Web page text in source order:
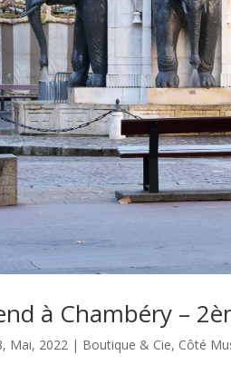
à Chambéry –
Mai, 2022 | Boutique & Cie, Côté